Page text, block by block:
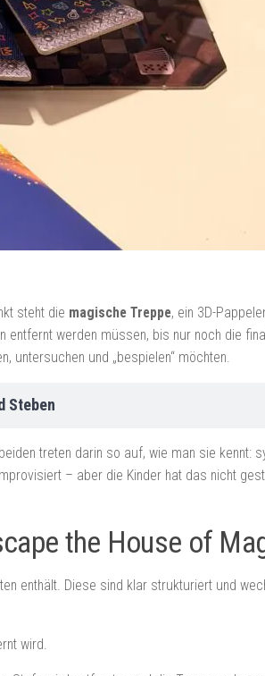
steht die magische Treppe, ein 3D-
entfernt werden müssen, bis nur noch die
untersuchen und „bespielen“ möchten.
Steben
treten darin so auf, wie man sie kennt:
– aber die Kinder hat das nicht
the House of
enthält. Diese sind klar strukturiert und
wird.